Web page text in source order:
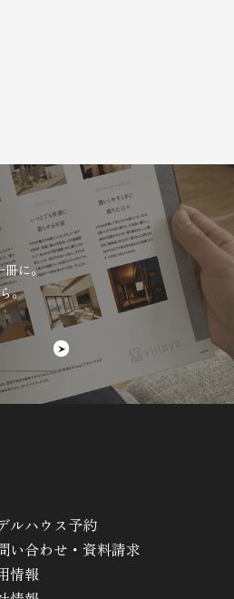
冊に。
。
ルハウス予約
い合わせ・資料請求
情報